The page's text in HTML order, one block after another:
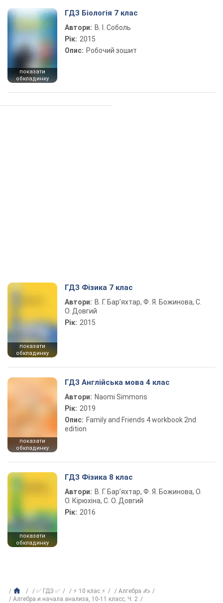
показати
обкладинку
ГДЗ Біологія 7 клас
Автори: В. І. Соболь
Рік: 2015
Опис: Робочий зошит
показати
обкладинку
ГДЗ Фізика 7 клас
Автори: В. Г. Бар’яхтар, Ф. Я. Божинова, С.
О. Довгий
Рік: 2015
показати
обкладинку
ГДЗ Англійська мова 4 клас
Автори: Naomi Simmons
Рік: 2019
Опис: Family and Friends 4 workbook 2nd
edition
показати
обкладинку
ГДЗ Фізика 8 клас
Автори: В. Г. Бар’яхтар, Ф. Я. Божинова, О.
О. Кірюхіна, С. О. Довгий
Рік: 2016
✅ ГДЗ ✅ ⚡ 10 клас ⚡
Алгебра ✍
Алгебра и начала анализа, 10-11 класс, Ч. 2